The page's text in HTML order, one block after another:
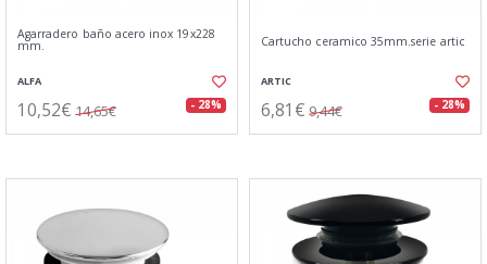
Agarradero baño acero inox 19x228
mm.
ALFA
10,52€ 14,65€ - 28%
Cartucho ceramico 35mm.serie artic
ARTIC
6,81€ 9,44€ - 28%